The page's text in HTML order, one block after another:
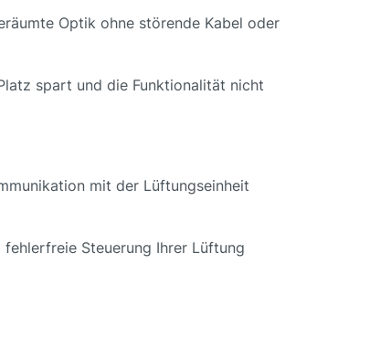
Optik ohne störende Kabel oder
spart und die Funktionalität nicht
mit der Lüftungseinheit
Steuerung Ihrer Lüftung